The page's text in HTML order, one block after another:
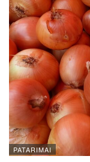
PATARIMAI